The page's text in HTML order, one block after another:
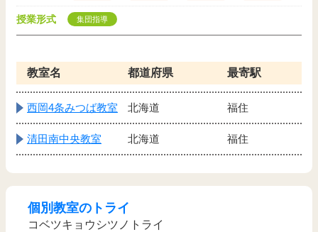
授業形式 集団指導
教室名 都道府県 最寄駅
西岡4条みつば教室 北海道 福住
清田南中央教室 北海道 福住
個別教室のトライ
コベツキョウシツノトライ